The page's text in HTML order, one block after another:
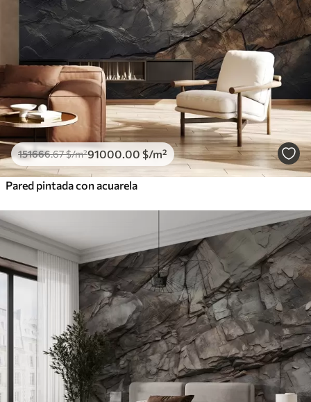
151666.67$/m²91000 .00 $/m²
Pared pintada con acuarela